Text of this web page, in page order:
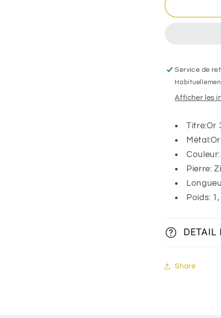
Collier
,
Or
blanc
9K
Service de
Afficher les
Titre:Or
Pierre:
Poids:
DETAIL
Share